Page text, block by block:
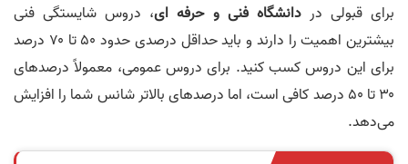
برای قبولی دردانشگاه فنی و حرفه ای، دروس شایستگی فنی
بیشترین اهمیت را دارند و باید حداقل درصدی حدود ۵۰ تا ۷۰ درصد
برای این دروس کسب کنید. برای دروس عمومی، معمولاً درصدهای
۳۰ تا ۵۰ درصد کافی است، اما درصدهای بالاتر شانس شما را افزایش
می‌دهد.